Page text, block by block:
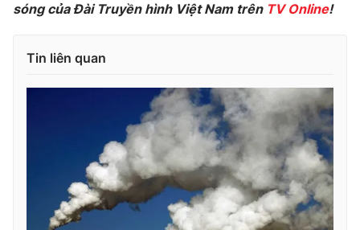
Vươn mình bằng AI
VTV8
Liên hệ tòa soạn English
sóng của Đài Truyền hình Việt Nam trên TV Online!
Tin liên quan